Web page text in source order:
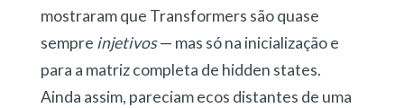
mostraram que Transformers são quase
sempre injetivos— mas só na inicialização e
para a matriz completa de hidden states.
Ainda assim, pareciam ecos distantes de uma